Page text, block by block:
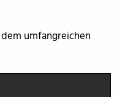
umfangreichen